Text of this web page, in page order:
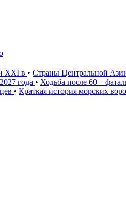
XXI в • Страны Центральной
года • Ходьба после 60 –
• Краткая история морских